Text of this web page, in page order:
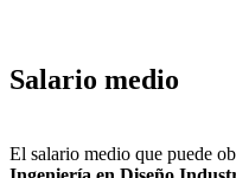
Salario medio
El salario medio que puede